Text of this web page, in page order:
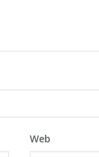
Web